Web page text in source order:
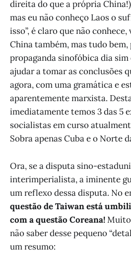
direita do que a própria
mas eu não conheço Laos o
isso”, é claro que não
China também, mas tudo bem,
propaganda sinofóbica dia
ajudar a tomar as conclusões
agora, com uma gramática e
aparentemente marxista.
imediatamente temos 3 das 5
socialistas em curso
Sobra apenas Cuba e o Norte
Ora, se a disputa sino-
interimperialista, a iminente
um reflexo dessa disputa. No
questão de Taiwan está
com a questão Coreana!
não saber desse pequeno
um resumo: